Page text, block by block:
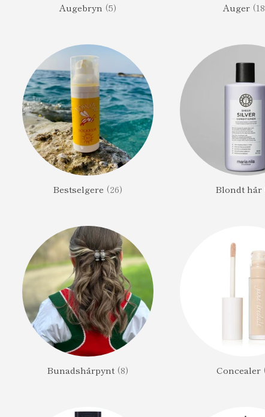
Augebryn (5) Auger
Bestselgere (26) Blondt hår
Bunadshårpynt (8) Concealer